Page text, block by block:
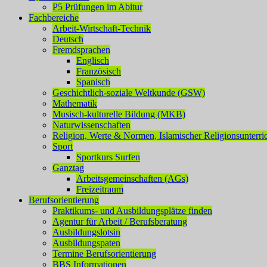
P5 Prüfungen im Abitur
Fachbereiche
Arbeit-Wirtschaft-Technik
Deutsch
Fremdsprachen
Englisch
Französisch
Spanisch
Geschichtlich-soziale Weltkunde (GSW)
Mathematik
Musisch-kulturelle Bildung (MKB)
Naturwissenschaften
Religion, Werte & Normen, Islamischer
Sport
Sportkurs Surfen
Ganztag
Arbeitsgemeinschaften (AGs)
Freizeitraum
Berufsorientierung
Praktikums- und Ausbildungsplätze finden
Agentur für Arbeit / Berufsberatung
Ausbildungslotsin
Ausbildungspaten
Termine Berufsorientierung
BBS Informationen